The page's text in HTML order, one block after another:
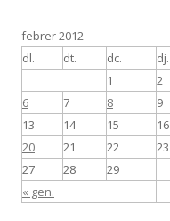
febrer 2012
dl.
dt. dc. dj.
« gen.
1 2
6
7 8 9
13
14 15 16
20
21 22 23
27
28 29